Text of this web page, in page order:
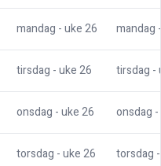
mandag - uke26 mandag
tirsdag - uke26 tirsdag -
onsdag - uke26 onsdag
torsdag - uke26 torsdag